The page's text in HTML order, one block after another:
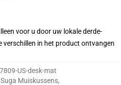
voor u door uw lokale derde-
verschillen in het product ontvangen
US-desk-mat
Suga Muiskussens,